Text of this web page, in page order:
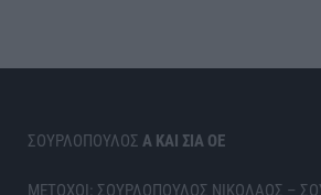
ΣΟΥΡΛΟΠΟΥΛΟΣ Α ΚΑΙ ΣΙΑ ΟΕ